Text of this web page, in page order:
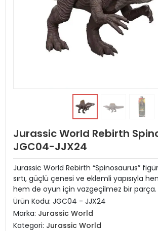
Jurassic World Rebirth
JGC04-JJX24
Jurassic World Rebirth “Spinosaurus”
sırtı, güçlü çenesi ve eklemli yapısıyla
hem de oyun için vazgeçilmez bir parça.
Ürün Kodu: JGC04 - JJX24
Marka: Jurassic World
Kategori: Jurassic World